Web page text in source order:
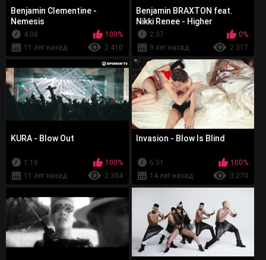
Benjamin Clementine -
Nemesis
4:08
100%
11 лет назад
2 410
Benjamin BRAXTON feat.
Nikki Renee - Higher
2:37
0%
9 лет назад
2 317
KURA - Blow Out
1:19
100%
11 лет назад
2 354
Invasion - Blow Is Blind
6:31
100%
14 лет назад
3 270